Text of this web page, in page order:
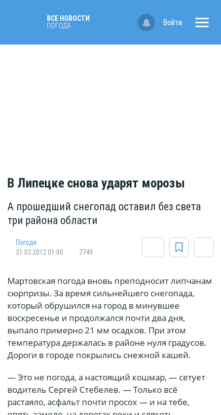
ВСЕ НОВОСТИ
ПОГОДА
Войти
В Липецке снова ударят морозы
А прошедший снегопад оставил без света
три района области
Погода
31.03.2012 01:00
7749
Мартовская погода вновь преподносит липчанам
сюрпризы. За время сильнейшего снегопада,
который обрушился на город в минувшее
воскресенье и продолжался почти два дня,
выпало примерно 21 мм осадков. При этом
температура держалась в районе нуля градусов.
Дороги в городе покрылись снежной кашей.
— Это не погода, а настоящий кошмар, — сетует
водитель Сергей Стебелев. — Только всё
растаяло, асфальт почти просох — и на тебе,